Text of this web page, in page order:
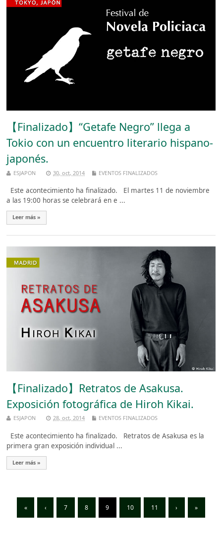
【Finalizado】“Getafe Negro” llega a
Tokio con un encuentro literario hispano-
japonés.
ESJAPON 30, oct, 2014 EVENTOS FINALIZADOS
Este acontecimiento ha finalizado. El martes 11 de noviembre
a las 19:00 horas se celebrará en e ...
Leer más »
【Finalizado】Retratos de Asakusa.
Exposición fotográfica de Hiroh Kikai.
ESJAPON 28, oct, 2014 EVENTOS FINALIZADOS
Este acontecimiento ha finalizado. Retratos de Asakusa es la
primera gran exposición individual ...
Leer más »
« ‹ 7 8 9 10 11 › »